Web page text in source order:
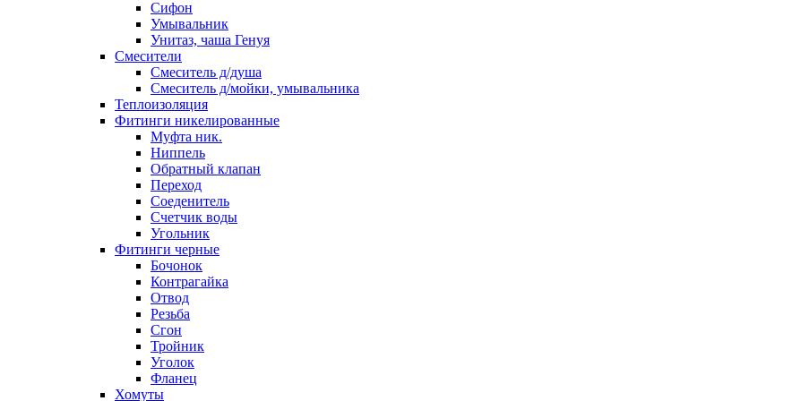
Сифон
Умывальник
Унитаз, чаша Генуя
Смесители
Смеситель д/душа
Смеситель д/мойки, умывальника
Теплоизоляция
Фитинги никелированные
Муфта ник.
Ниппель
Обратный клапан
Переход
Соеденитель
Счетчик воды
Угольник
Фитинги черные
Бочонок
Контрагайка
Отвод
Резьба
Сгон
Тройник
Уголок
Фланец
Хомуты